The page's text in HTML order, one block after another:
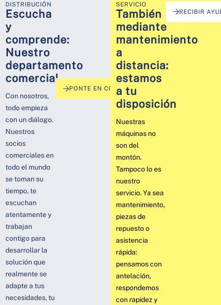
DISTRIBUCIÓN
Escucha
y
comprende:
Nuestro
departamento
comercial
Con nosotros,
todo empieza
con un diálogo.
Nuestros
socios
comerciales en
todo el mundo
se toman su
tiempo, te
escuchan
atentamente y
trabajan
contigo para
desarrollar la
solución que
realmente se
adapte a tus
necesidades, tu
PONTE EN CONTACTO AHORA
SERVICIO
También
mediante
mantenimiento
a
distancia:
estamos
a tu
disposición
Nuestras
máquinas no
son del
montón.
Tampoco lo es
nuestro
servicio. Ya sea
mantenimiento,
piezas de
repuesto o
asistencia
rápida:
pensamos con
antelación,
respondemos
con rapidez y
RECIBIR